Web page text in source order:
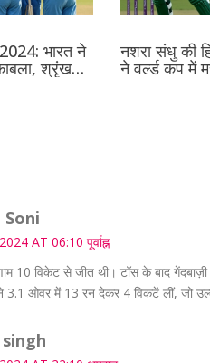
भारत ने
श्रृंखला
नशरा संधु की
ने वर्ल्ड कप में
AT 06:10 पूर्वाह्न
10 विकेट से जीत थी। टॉस के बाद
3.1 ओवर में 13 रन देकर 4 विकटें लीं, जो